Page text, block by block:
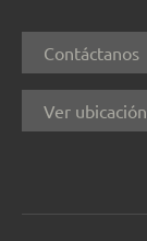
Contáctanos
Ver